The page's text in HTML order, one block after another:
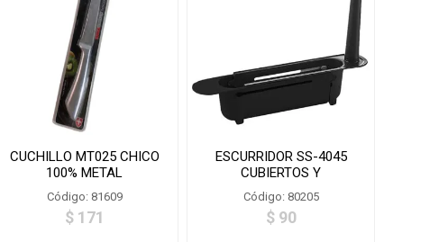
CUCHILLO MT025 CHICO
100% METAL
Código: 81609
$ 171
ESCURRIDOR SS-4045
CUBIERTOS Y
CUCHILLOS NEW
Código: 80205
$ 90